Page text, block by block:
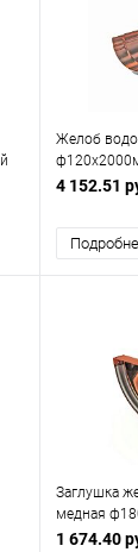
Желоб
4 152.51
Заглушка
медная
1 674.40